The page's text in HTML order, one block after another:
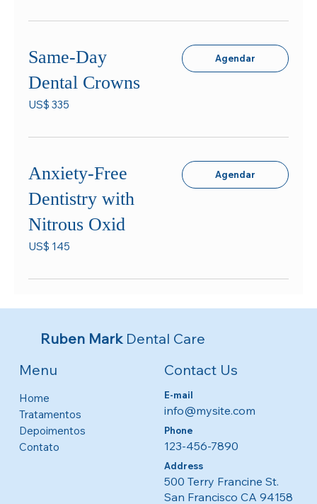
Same-Day
Dental Crowns
335
Dólares
US$ 335
Agendar
Anxiety-Free
Dentistry with
Nitrous Oxid
145
Dólares
US$ 145
Agendar
Ruben Mark Dental Care
Menu
Home
Tratamentos
Depoimentos
Contato
Contact Us
E-mail
info@mysite.com
Phone
123-456-7890
Address
500 Terry Francine St.
San Francisco CA 94158